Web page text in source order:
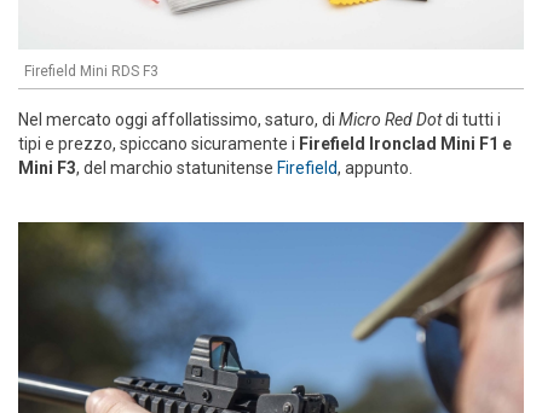
Firefield Mini RDS F3
Nel mercato oggi affollatissimo, saturo, di Micro Red Dotdi tutti i
tipi e prezzo, spiccano sicuramente i Firefield Ironclad Mini F1 e
Mini F3, del marchio statunitense Firefield, appunto.